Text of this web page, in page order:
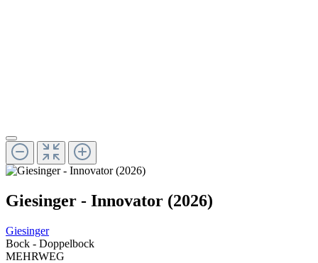
Giesinger - Innovator (2026)
Giesinger
Bock - Doppelbock
MEHRWEG